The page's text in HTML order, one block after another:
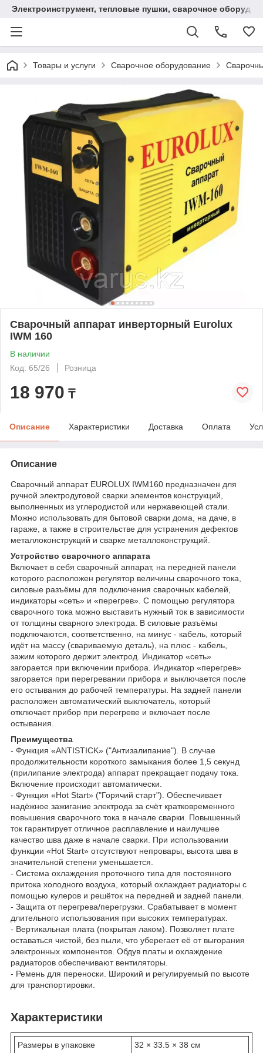
Электроинструмент, тепловые пушки, сварочное
Товары и услуги Сварочное оборудование
Сварочный аппарат инверторный Eurolux
IWM 160
В наличии
Код: 65/26
Розница
18 970 ₸
Описание Характеристики Доставка Оплата
Описание
Сварочный аппарат EUROLUX IWM160 предназначен для
ручной электродуговой сварки элементов конструкций,
выполненных из углеродистой или нержавеющей стали.
Можно использовать для бытовой сварки дома, на даче, в
гараже, а также в строительстве для устранения дефектов
металлоконструкций и сварке металлоконструкций.
Устройство сварочного аппарата
Включает в себя сварочный аппарат, на передней панели
которого расположен регулятор величины сварочного тока,
силовые разъёмы для подключения сварочных кабелей,
индикаторы «сеть» и «перегрев». С помощью регулятора
сварочного тока можно выставить нужный ток в зависимости
от толщины сварного электрода. В силовые разъёмы
подключаются, соответственно, на минус - кабель, который
идёт на массу (свариваемую деталь), на плюс - кабель,
зажим которого держит электрод. Индикатор «сеть»
загорается при включении прибора. Индикатор «перегрев»
загорается при перегревании прибора и выключается после
его остывания до рабочей температуры. На задней панели
расположен автоматический выключатель, который
отключает прибор при перегреве и включает после
остывания.
Преимущества
- Функция «ANTISTICK» ("Антизалипание"). В случае
продолжительности короткого замыкания более 1,5 секунд
(прилипание электрода) аппарат прекращает подачу тока.
Включение происходит автоматически.
- Функция «Hot Start» ("Горячий старт"). Обеспечивает
надёжное зажигание электрода за счёт кратковременного
повышения сварочного тока в начале сварки. Повышенный
ток гарантирует отличное расплавление и наилучшее
качество шва даже в начале сварки. При использовании
функции «Hot Start» отсутствуют непровары, высота шва в
значительной степени уменьшается.
- Система охлаждения проточного типа для постоянного
притока холодного воздуха, который охлаждает радиаторы с
помощью кулеров и решёток на передней и задней панели.
- Защита от перегрева/перегрузки. Срабатывает в момент
длительного использования при высоких температурах.
- Вертикальная плата (покрытая лаком). Позволяет плате
оставаться чистой, без пыли, что уберегает её от выгорания
электронных компонентов. Обдув платы и охлаждение
радиаторов обеспечивают вентиляторы.
- Ремень для переноски. Широкий и регулируемый по высоте
для транспортировки.
Характеристики
Размеры в упаковке 32 × 33.5 × 38 см